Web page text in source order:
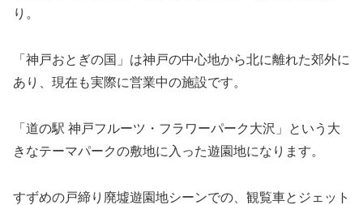
り。
「神戸おとぎの国」は神戸の中心地から北に離れた郊外に
あり、現在も実際に営業中の施設です。
「道の駅 神戸フルーツ・フラワーパーク大沢」という大
きなテーマパークの敷地に入った遊園地になります。
すずめの戸締り廃墟遊園地シーンでの、観覧車とジェット